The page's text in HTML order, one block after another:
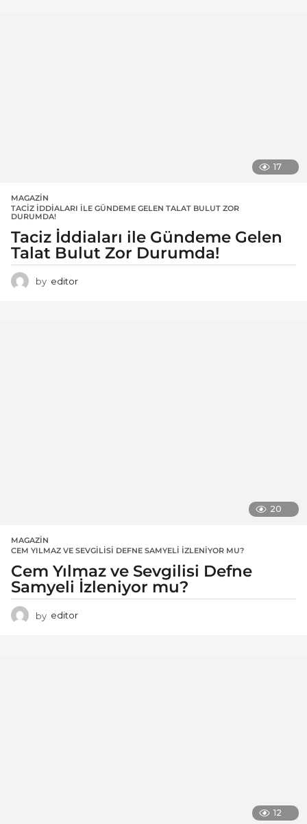
17
MAGAZIN
TACIZ İDDIALARI ILE GÜNDEME GELEN TALAT BULUT ZOR
DURUMDA!
Taciz İddiaları ile Gündeme Gelen
Talat Bulut Zor Durumda!
by editor
20
MAGAZIN
CEM YILMAZ VE SEVGILISI DEFNE SAMYELI İZLENIYOR MU?
Cem Yılmaz ve Sevgilisi Defne
Samyeli İzleniyor mu?
by editor
12